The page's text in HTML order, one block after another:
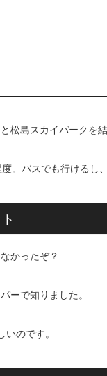
松島スカイパークを結
。バスでも行けるし
かったぞ？
ーで知りました。
のです。